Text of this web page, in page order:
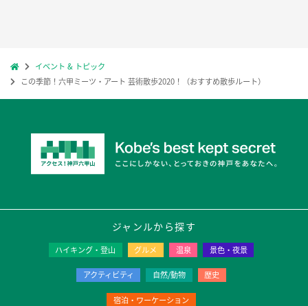
イベント & トピック
この季節！六甲ミーツ・アート 芸術散歩2020！（おすすめ散歩ルート）
ジャンルから探す
ハイキング・登山 グルメ 温泉 景色・夜景
アクティビティ 自然/動物 歴史
宿泊・ワーケーション